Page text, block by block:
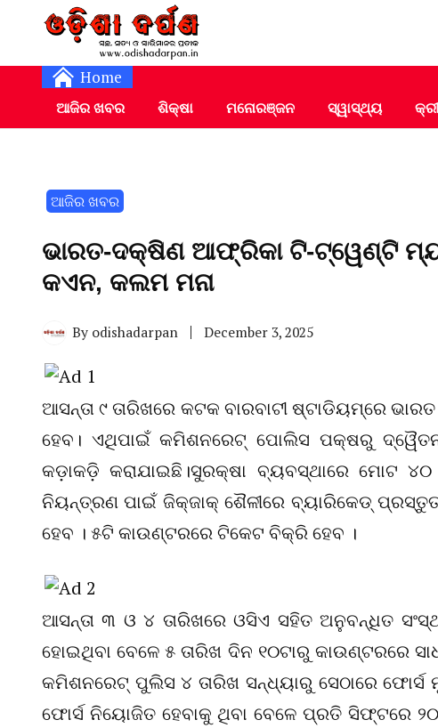
Home
ଆଜିର ଖବର ଶିକ୍ଷା ମନୋରଞ୍ଜନ ସ୍ୱାସ୍ଥ୍ୟ
ଆଜିର ଖବର
ଭାରତ-ଦକ୍ଷିଣ ଆଫ୍ରିକା ଟି-ଟ୍ୱେଣ୍ଟି
କଏନ, କଲମ ମନା
By odishadarpan December 3, 2025
ଆସନ୍ତା ୯ ତାରିଖରେ କଟକ ବାରବାଟୀ ଷ୍ଟାଡିୟମ୍‌ରେ
ହେବ। ଏଥିପାଇଁ କମିଶନରେଟ୍‌ ପୋଲିସ ପକ୍ଷରୁ
କଡ଼ାକଡ଼ି କରାଯାଇଛି।ସୁରକ୍ଷା ବ୍ୟବସ୍ଥାରେ ମୋଟ
ନିୟନ୍ତ୍ରଣ ପାଇଁ ଜିକ୍ଜାକ୍ ଶୈଳୀରେ ବ୍ୟାରିକେଡ୍
ହେବ । ୫ଟି କାଉଣ୍ଟରରେ ଟିକେଟ ବିକ୍ରି ହେବ ।
ଆସନ୍ତା ୩ ଓ ୪ ତାରିଖରେ ଓସିଏ ସହିତ ଅନୁବନ୍ଧିତ
ହୋଇଥିବା ବେଳେ ୫ ତାରିଖ ଦିନ ୧୦ଟାରୁ କାଉଣ୍ଟରରେ
କମିଶନରେଟ୍ ପୁଲିସ ୪ ତାରିଖ ସନ୍ଧ୍ୟାରୁ ସେଠାରେ
ଫୋର୍ସ ନିୟୋଜିତ ହେବାକୁ ଥିବା ବେଳେ ପ୍ରତି ସିଫ୍ଟରେ